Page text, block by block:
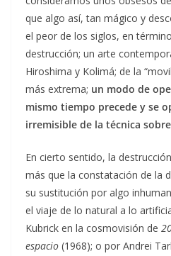
que algo así, tan mágico y
el peor de los siglos, en
destrucción; un arte
Hiroshima y Kolimá; de la
más extrema; un modo de
mismo tiempo precede y se
irremisible de la técnica
En cierto sentido, la
más que la constatación de la
su sustitución por algo
el viaje de lo natural a lo
Kubrick en la cosmovisión de
espacio (1968); o por Andrei